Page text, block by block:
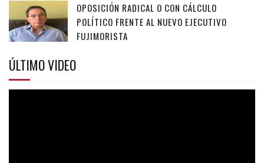
OPOSICIÓN RADICAL O CON CÁLCULO
POLÍTICO FRENTE AL NUEVO EJECUTIVO
FUJIMORISTA
ÚLTIMO VIDEO